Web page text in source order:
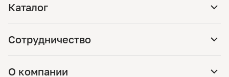
Каталог
Сотрудничество
О компании